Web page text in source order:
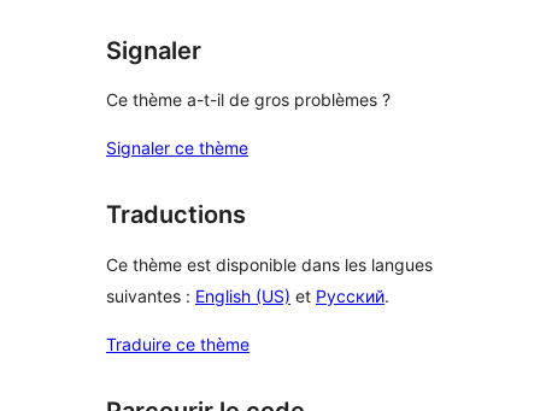
Signaler
Ce thème a-t-il de gros problèmes ?
Signaler ce thème
Traductions
Ce thème est disponible dans les langues
suivantes : English (US) et Русский.
Traduire ce thème